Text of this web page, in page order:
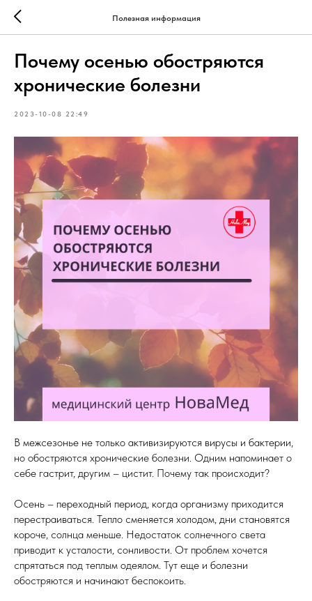
Полезная информация
Почему осенью обостряются
хронические болезни
2023-10-08 22:49
В межсезонье не только активизируются вирусы и бактерии,
но обостряются хронические болезни. Одним напоминает о
себе гастрит, другим – цистит. Почему так происходит?
Осень – переходный период, когда организму приходится
перестраиваться. Тепло сменяется холодом, дни становятся
короче, солнца меньше. Недостаток солнечного света
приводит к усталости, сонливости. От проблем хочется
спрятаться под теплым одеялом. Тут еще и болезни
обостряются и начинают беспокоить.